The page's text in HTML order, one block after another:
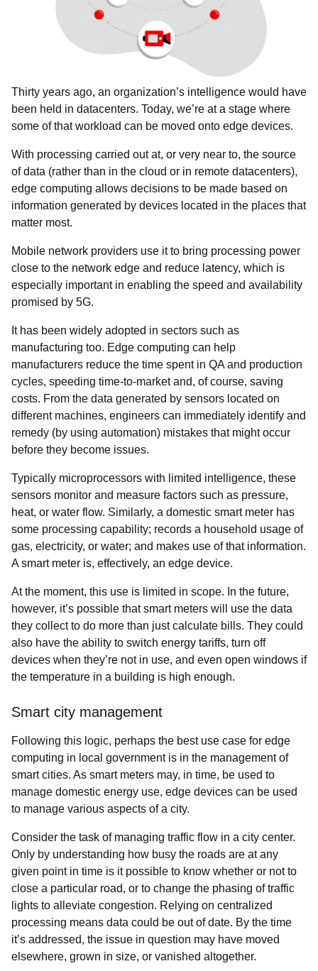
Thirty years ago, an organization’s intelligence would have
been held in datacenters. Today, we’re at a stage where
some of that workload can be moved onto edge devices.
With processing carried out at, or very near to, the source
of data (rather than in the cloud or in remote datacenters),
edge computing allows decisions to be made based on
information generated by devices located in the places that
matter most.
Mobile network providers use it to bring processing power
close to the network edge and reduce latency, which is
especially important in enabling the speed and availability
promised by 5G.
It has been widely adopted in sectors such as
manufacturing too. Edge computing can help
manufacturers reduce the time spent in QA and production
cycles, speeding time-to-market and, of course, saving
costs. From the data generated by sensors located on
different machines, engineers can immediately identify and
remedy (by using automation) mistakes that might occur
before they become issues.
Typically microprocessors with limited intelligence, these
sensors monitor and measure factors such as pressure,
heat, or water flow. Similarly, a domestic smart meter has
some processing capability; records a household usage of
gas, electricity, or water; and makes use of that information.
A smart meter is, effectively, an edge device.
At the moment, this use is limited in scope. In the future,
however, it’s possible that smart meters will use the data
they collect to do more than just calculate bills. They could
also have the ability to switch energy tariffs, turn off
devices when they’re not in use, and even open windows if
the temperature in a building is high enough.
Smart city management
Following this logic, perhaps the best use case for edge
computing in local government is in the management of
smart cities. As smart meters may, in time, be used to
manage domestic energy use, edge devices can be used
to manage various aspects of a city.
Consider the task of managing traffic flow in a city center.
Only by understanding how busy the roads are at any
given point in time is it possible to know whether or not to
close a particular road, or to change the phasing of traffic
lights to alleviate congestion. Relying on centralized
processing means data could be out of date. By the time
it’s addressed, the issue in question may have moved
elsewhere, grown in size, or vanished altogether.